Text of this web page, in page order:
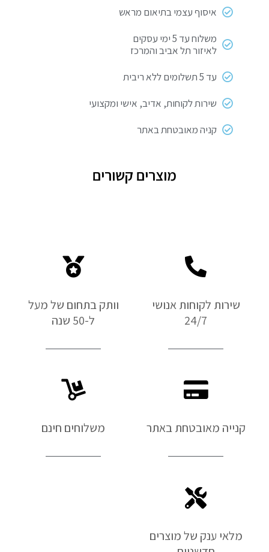
איסוף עצמי בתיאום מראש
משלוח עד 5 ימי עסקים
לאיזור תל אביב והמרכז
עד 5 תשלומים ללא ריבית
שירות לקוחות, אדיב, אישי ומקצועי
קניה מאובטחת באתר
מוצרים קשורים
שירות לקוחות אנושי
24/7
וותק בתחום של מעל
ל-50 שנה
קנייה מאובטחת באתר משלוחים חינם
מלאי ענק של מוצרים